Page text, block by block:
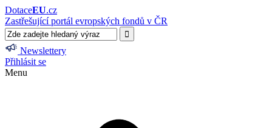
DotaceEU.cz
Zastřešující portál evropských fondů v ČR
Newslettery
Přihlásit se
Menu